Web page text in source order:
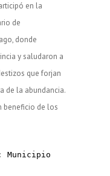
en la
de
donde
y saludaron a
que forjan
de la abundancia.
beneficio de los
Municipio